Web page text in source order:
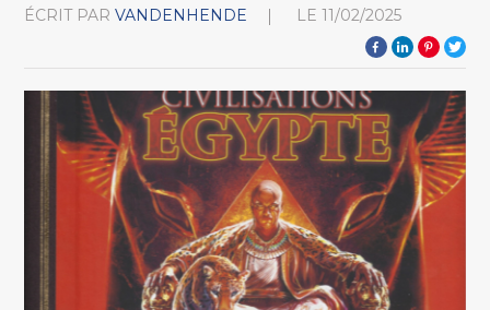
ÉCRIT PAR VANDENHENDE LE 11/02/2025